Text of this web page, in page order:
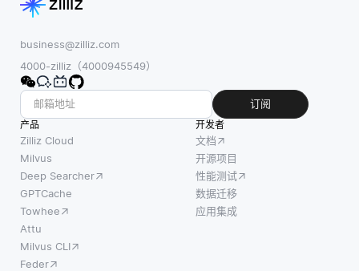
business@zilliz.com
4000-zilliz（4000945549）
订阅
产品
Zilliz Cloud
Milvus
Deep Searcher
GPTCache
Towhee
Attu
Milvus CLI
Feder
开发者
文档
开源项目
性能测试
数据迁移
应用集成